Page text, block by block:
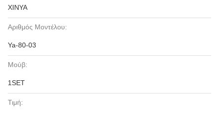
XINYA
Αριθμός Μοντέλου:
Ya-80-03
Μούβ:
1SET
Τιμή: